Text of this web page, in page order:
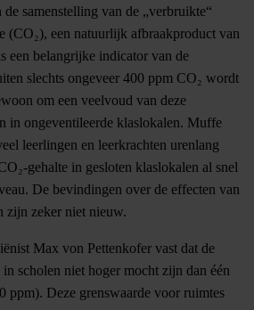
samenstelling van de „verbruikte“
een natuurlijk afbraakproduct van
een belangrijke indicator van de
slechts ongeveer 400 ppm CO₂ wordt
om een veelvoud van deze
in ongeventileerde klaslokalen. Muffe
leerlingen en leerkrachten urenlang
gehalte in gesloten klaslokalen al snel
De bevindingen over de effecten van
zijn zeker niet nieuw.
Max von Pettenkofer vast dat de
scholen niet hoger mocht zijn dan één
ppm). Deze grenswaarde voor ruimtes